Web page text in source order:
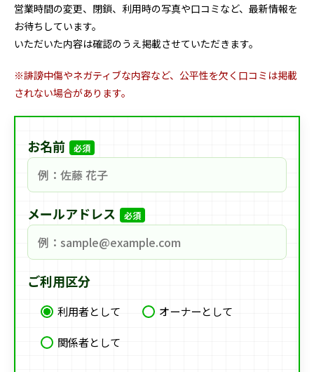
営業時間の変更、閉鎖、利用時の写真や口コミなど、最新情報を
お待ちしています。
いただいた内容は確認のうえ掲載させていただきます。
※誹謗中傷やネガティブな内容など、公平性を欠く口コミは掲載
されない場合があります。
お名前 必須
メールアドレス 必須
ご利用区分
利用者として
オーナーとして
関係者として